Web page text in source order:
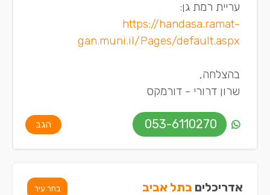
עריית רמת גן:
https://handasa.ramat-
gan.muni.il/Pages/default.aspx
בהצלחה,
שרון דרורי - דורמקס
053-6110270 הגב
אדריכלים בתל אביב בחר עיר